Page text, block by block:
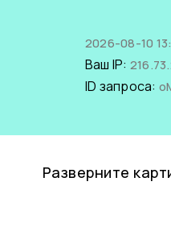
2026-08-10
Ваш IP:
ID запроса:
Разверните